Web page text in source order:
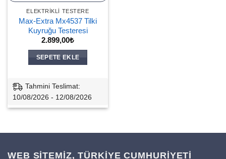
ELEKTRIKLI TESTERE
Max-Extra Mx4537 Tilki
Kuyruğu Testeresi
2.899,00₺
SEPETE EKLE
Tahmini Teslimat:
10/08/2026 - 12/08/2026
WEB SİTEMİZ, TÜRKİYE CUMHURİYETİ